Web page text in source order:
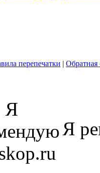
перепечатки | Обратная
Я